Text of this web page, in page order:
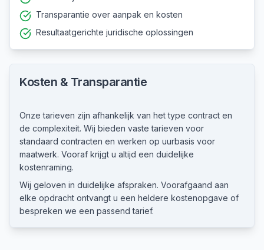
Transparantie over aanpak en kosten
Resultaatgerichte juridische oplossingen
Kosten & Transparantie
Onze tarieven zijn afhankelijk van het type contract en
de complexiteit. Wij bieden vaste tarieven voor
standaard contracten en werken op uurbasis voor
maatwerk. Vooraf krijgt u altijd een duidelijke
kostenraming.
Wij geloven in duidelijke afspraken. Voorafgaand aan
elke opdracht ontvangt u een heldere kostenopgave of
bespreken we een passend tarief.